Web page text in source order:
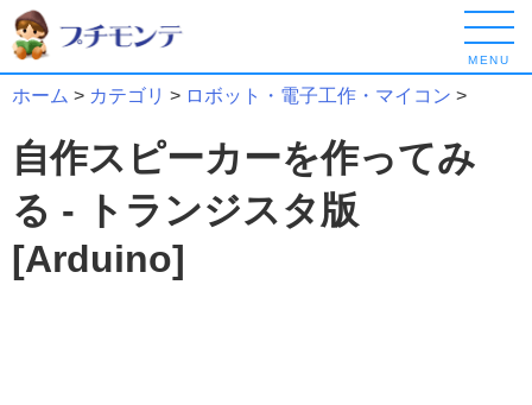
MENU
ホーム > カテゴリ > ロボット・電子工作・マイコン >
自作スピーカーを作ってみ
る - トランジスタ版
[Arduino]